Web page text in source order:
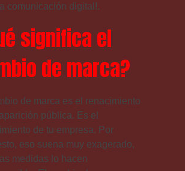
comunicación digital!.
significa el
de marca?
de marca es el renacimiento
pública. Es el
de tu empresa. Por
eso suena muy exagerado,
medidas lo hacen